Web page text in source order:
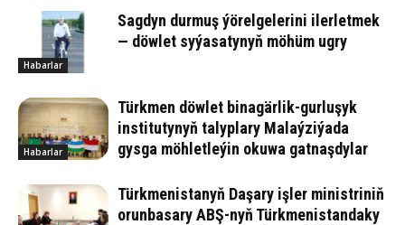
Habarlar
Sagdyn durmuş ýörelgelerini ilerletmek
— döwlet syýasatynyň möhüm ugry
Habarlar
Türkmen döwlet binagärlik-gurluşyk
institutynyň talyplary Malaýziýada
gysga möhletleýin okuwa gatnaşdylar
Türkmenistanyň Daşary işler ministriniň
orunbasary ABŞ-nyň Türkmenistandaky